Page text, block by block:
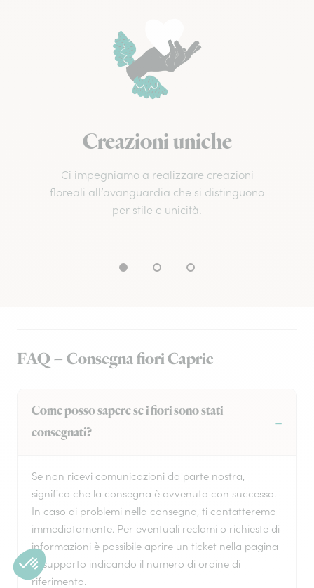
Creazioni uniche
Ci impegniamo a realizzare creazioni
floreali all’avanguardia che si distinguono
per stile e unicità.
FAQ – Consegna fiori Caprie
Come posso sapere se i fiori sono stati
consegnati?
Se non ricevi comunicazioni da parte nostra,
significa che la consegna è avvenuta con successo.
In caso di problemi nella consegna, ti contatteremo
immediatamente. Per eventuali reclami o richieste di
informazioni è possibile aprire un ticket nella pagina
di supporto indicando il numero di ordine di
riferimento.